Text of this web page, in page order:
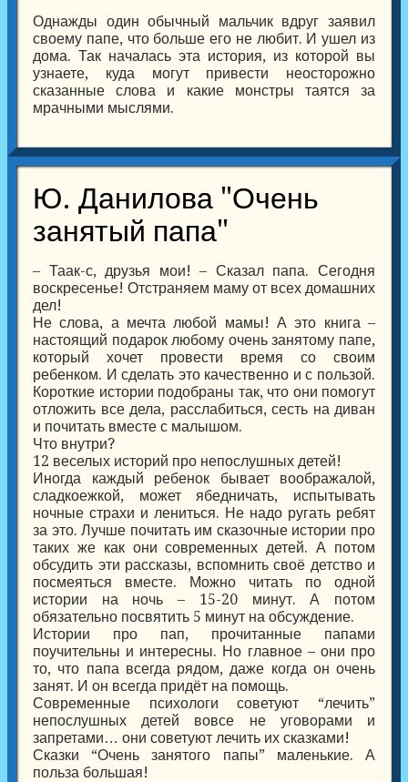
Однажды один обычный мальчик вдруг заявил
своему папе, что больше его не любит. И ушел из
дома. Так началась эта история, из которой вы
узнаете, куда могут привести неосторожно
сказанные слова и какие монстры таятся за
мрачными мыслями.
Ю. Данилова "Очень
занятый папа"
– Таак-с, друзья мои! – Сказал папа. Сегодня
воскресенье! Отстраняем маму от всех домашних
дел!
Не слова, а мечта любой мамы! А это книга –
настоящий подарок любому очень занятому папе,
который хочет провести время со своим
ребенком. И сделать это качественно и с пользой.
Короткие истории подобраны так, что они помогут
отложить все дела, расслабиться, сесть на диван
и почитать вместе с малышом.
Что внутри?
12 веселых историй про непослушных детей!
Иногда каждый ребенок бывает воображалой,
сладкоежкой, может ябедничать, испытывать
ночные страхи и лениться. Не надо ругать ребят
за это. Лучше почитать им сказочные истории про
таких же как они современных детей. А потом
обсудить эти рассказы, вспомнить своё детство и
посмеяться вместе. Можно читать по одной
истории на ночь – 15-20 минут. А потом
обязательно посвятить 5 минут на обсуждение.
Истории про пап, прочитанные папами
поучительны и интересны. Но главное – они про
то, что папа всегда рядом, даже когда он очень
занят. И он всегда придёт на помощь.
Современные психологи советуют “лечить”
непослушных детей вовсе не уговорами и
запретами… они советуют лечить их сказками!
Сказки “Очень занятого папы” маленькие. А
польза большая!